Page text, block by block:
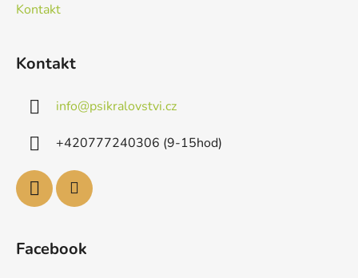
Kontakt
Kontakt
info@psikralovstvi.cz
+420777240306 (9-15hod)
Facebook